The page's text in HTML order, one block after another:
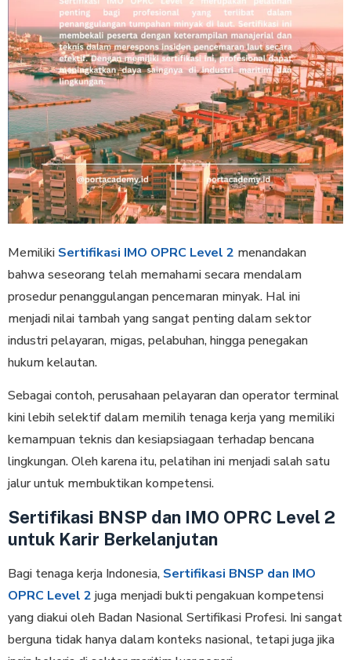
Memiliki Sertifikasi IMO OPRC Level 2 menandakan
bahwa seseorang telah memahami secara mendalam
prosedur penanggulangan pencemaran minyak. Hal ini
menjadi nilai tambah yang sangat penting dalam sektor
industri pelayaran, migas, pelabuhan, hingga penegakan
hukum kelautan.
Sebagai contoh, perusahaan pelayaran dan operator terminal
kini lebih selektif dalam memilih tenaga kerja yang memiliki
kemampuan teknis dan kesiapsiagaan terhadap bencana
lingkungan. Oleh karena itu, pelatihan ini menjadi salah satu
jalur untuk membuktikan kompetensi.
Sertifikasi BNSP dan IMO OPRC Level 2
untuk Karir Berkelanjutan
Bagi tenaga kerja Indonesia, Sertifikasi BNSP dan IMO
OPRC Level 2 juga menjadi bukti pengakuan kompetensi
yang diakui oleh Badan Nasional Sertifikasi Profesi. Ini sangat
berguna tidak hanya dalam konteks nasional, tetapi juga jika